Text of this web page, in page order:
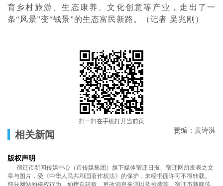
育乡村旅游、生态康养、文化创意等产业，走出了一
条“风景”变“钱景”的生态富民新路。（记者 吴兆刚）
扫一扫在手机打开当前页
责编：黄诗淇
相关新闻
版权声明
宿迁市新闻传媒中心（市传媒集团）旗下媒体宿迁日报、宿迁网所发表之文
章与图片，受《中华人民共和国著作权法》的保护，未经书面许可不得转载。
部分网站的侵权行为，如擅自转载、更改消息来源以及抄袭等，宿迁市新闻传